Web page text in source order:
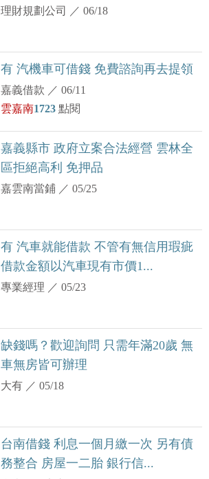
理財規劃公司 ／06/18
有 汽機車可借錢 免費諮詢再去提領
嘉義借款 ／06/11
雲嘉南1723點閱
嘉義縣市 政府立案合法經營 雲林全
區拒絕高利 免押品
嘉雲南當鋪 ／05/25
有 汽車就能借款 不管有無信用瑕疵
借款金額以汽車現有市價1...
專業經理 ／05/23
缺錢嗎？歡迎詢問 只需年滿20歲 無
車無房皆可辦理
大有 ／05/18
台南借錢 利息一個月繳一次 另有債
務整合 房屋一二胎 銀行信...